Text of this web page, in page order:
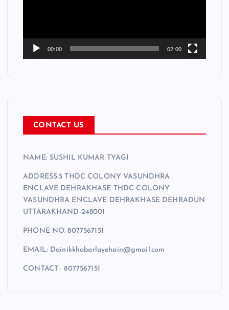
00:00 02:00
CONTACT US
NAME: SUSHIL KUMAR TYAGI
ADDRESS:5 THDC COLONY VASUNDHRA
ENCLAVE DEHRAKHASE THDC COLONY
VASUNDHRA ENCLAVE DEHRAKHASE DEHRADUN
UTTARAKHAND-248001
PHONE NO. 8077567151
EMAIL: Dainikkhabarlayehain@gmail.com
CONTACT : 8077567151